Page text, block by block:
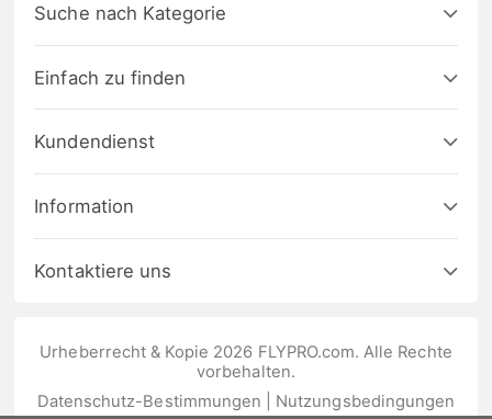
Suche nach Kategorie
Einfach zu finden
Kundendienst
Information
Kontaktiere uns
Urheberrecht & Kopie 2026 FLYPRO.com. Alle Rechte
vorbehalten.
Datenschutz-Bestimmungen
Nutzungsbedingungen